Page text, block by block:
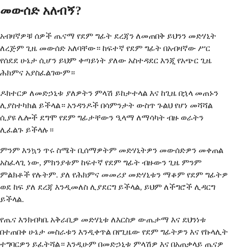
መውሰድ አለብኝ?
አብዛኛዎቹ ሰዎች ጤናማ የደም ግፊት ደረጃን ለመጠበቅ ይህንን መድሃኒት
ለረጅም ጊዜ መውሰድ አለባቸው። ከፍተኛ የደም ግፊት በአብዛኛው ሥር
የሰደደ ሁኔታ ሲሆን ይህም ቀጣይነት ያለው አስተዳደር እንጂ የአጭር ጊዜ
ሕክምና አያስፈልገውም።
ዶክተርዎ ለመድኃኒቱ ያለዎትን ምላሽ ይከታተላል እና ከጊዜ በኋላ መጠኑን
ሊያስተካክል ይችላል። አንዳንዶች በሳምንታት ውስጥ ጉልህ የሆነ መሻሻል
ሲያዩ ሌሎች ደግሞ የደም ግፊታቸውን ዒላማ ለማሳካት ብዙ ወራትን
ሊፈልጉ ይችላሉ።
ምንም እንኳን ጥሩ ስሜት ቢሰማዎትም መድሃኒትዎን መውሰድዎን መቀጠል
አስፈላጊ ነው, ምክንያቱም ከፍተኛ የደም ግፊት ብዙውን ጊዜ ምንም
ምልክቶች የሉትም. ያለ የሕክምና መመሪያ መድሃኒቱን ማቆም የደም ግፊትዎ
ወደ ከፍ ያለ ደረጃ እንዲመለስ ሊያደርግ ይችላል, ይህም ለችግሮች ሊዳርግ
ይችላል.
የጤና እንክብካቤ አቅራቢዎ መድሃኒቱ ለእርስዎ ውጤታማ እና ደህንነቱ
በተጠበቀ ሁኔታ መስራቱን እንዲቀጥል በየጊዜው የደም ግፊትዎን እና የኩላሊት
ተግባርዎን ይፈትሻል። እንዲሁም በመድኃኒቱ ምላሽዎ እና በአጠቃላይ ጤናዎ